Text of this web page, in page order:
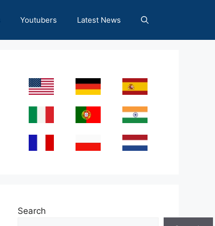
Youtubers Latest News
Search